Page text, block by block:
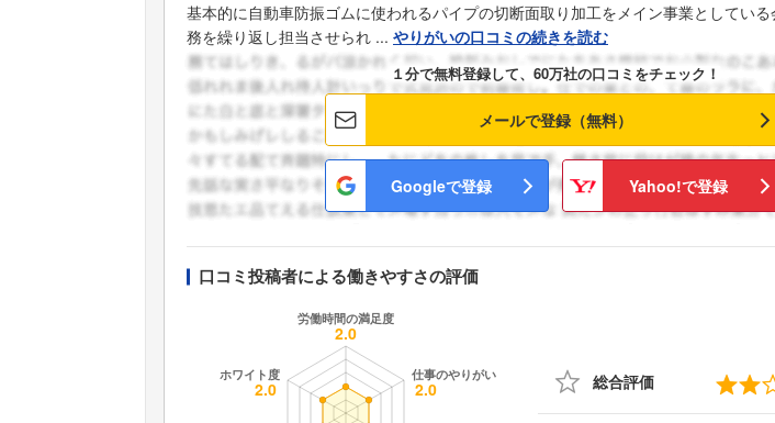
基本的に自動車防振ゴムに使われるパイプの切断面取り加工をメイン事業としてい
務を繰り返し担当させられ ... やりがいの口コミの続きを読む
１分で無料登録して、60万社の口コミをチェック！
メールで登録（無料）
Googleで登録 Yahoo!で登録
口コミ投稿者による働きやすさの評価
総合評価